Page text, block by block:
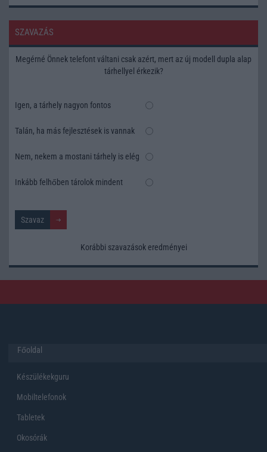
SZAVAZÁS
Megérné Önnek telefont váltani csak azért, mert az új modell dupla alap
tárhellyel érkezik?
Igen, a tárhely nagyon fontos
Talán, ha más fejlesztések is vannak
Nem, nekem a mostani tárhely is elég
Inkább felhőben tárolok mindent
Korábbi szavazások eredményei
Főoldal
Készülékekguru
Mobiltelefonok
Tabletek
Okosórák